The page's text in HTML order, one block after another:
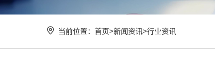
当前位置：首页>新闻资讯>行业资讯